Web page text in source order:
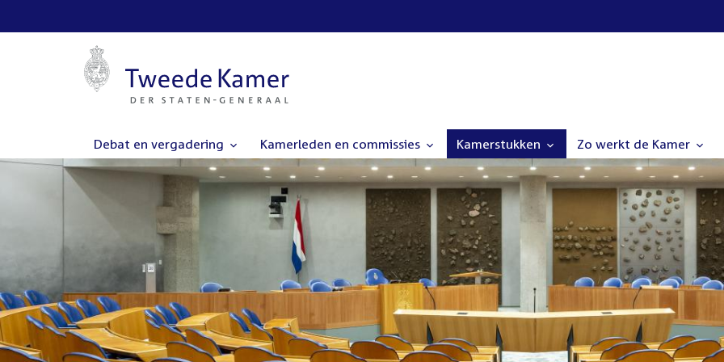
Debat en vergadering Kamerleden en commissies Kamerstukken Zo werkt de Kamer